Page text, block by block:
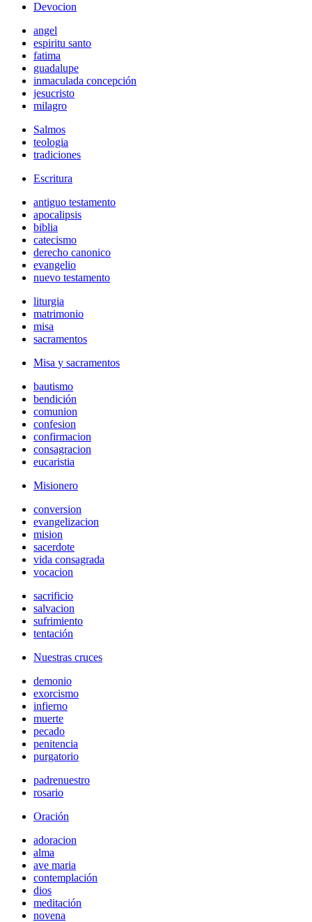
Devocion
angel
espiritu santo
fatima
guadalupe
inmaculada concepción
jesucristo
milagro
Salmos
teologia
tradiciones
Escritura
antiguo testamento
apocalipsis
biblia
catecismo
derecho canonico
evangelio
nuevo testamento
liturgia
matrimonio
misa
sacramentos
Misa y sacramentos
bautismo
bendición
comunion
confesion
confirmacion
consagracion
eucaristia
Misionero
conversion
evangelizacion
mision
sacerdote
vida consagrada
vocacion
sacrificio
salvacion
sufrimiento
tentación
Nuestras cruces
demonio
exorcismo
infierno
muerte
pecado
penitencia
purgatorio
padrenuestro
rosario
Oración
adoracion
alma
ave maria
contemplación
dios
meditación
novena